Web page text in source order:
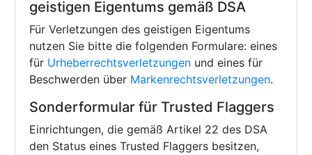
geistigen Eigentums gemäß DSA
Für Verletzungen des geistigen Eigentums
nutzen Sie bitte die folgenden Formulare: eines
für Urheberrechtsverletzungen und eines für
Beschwerden über Markenrechtsverletzungen.
Sonderformular für Trusted Flaggers
Einrichtungen, die gemäß Artikel 22 des DSA
den Status eines Trusted Flaggers besitzen,